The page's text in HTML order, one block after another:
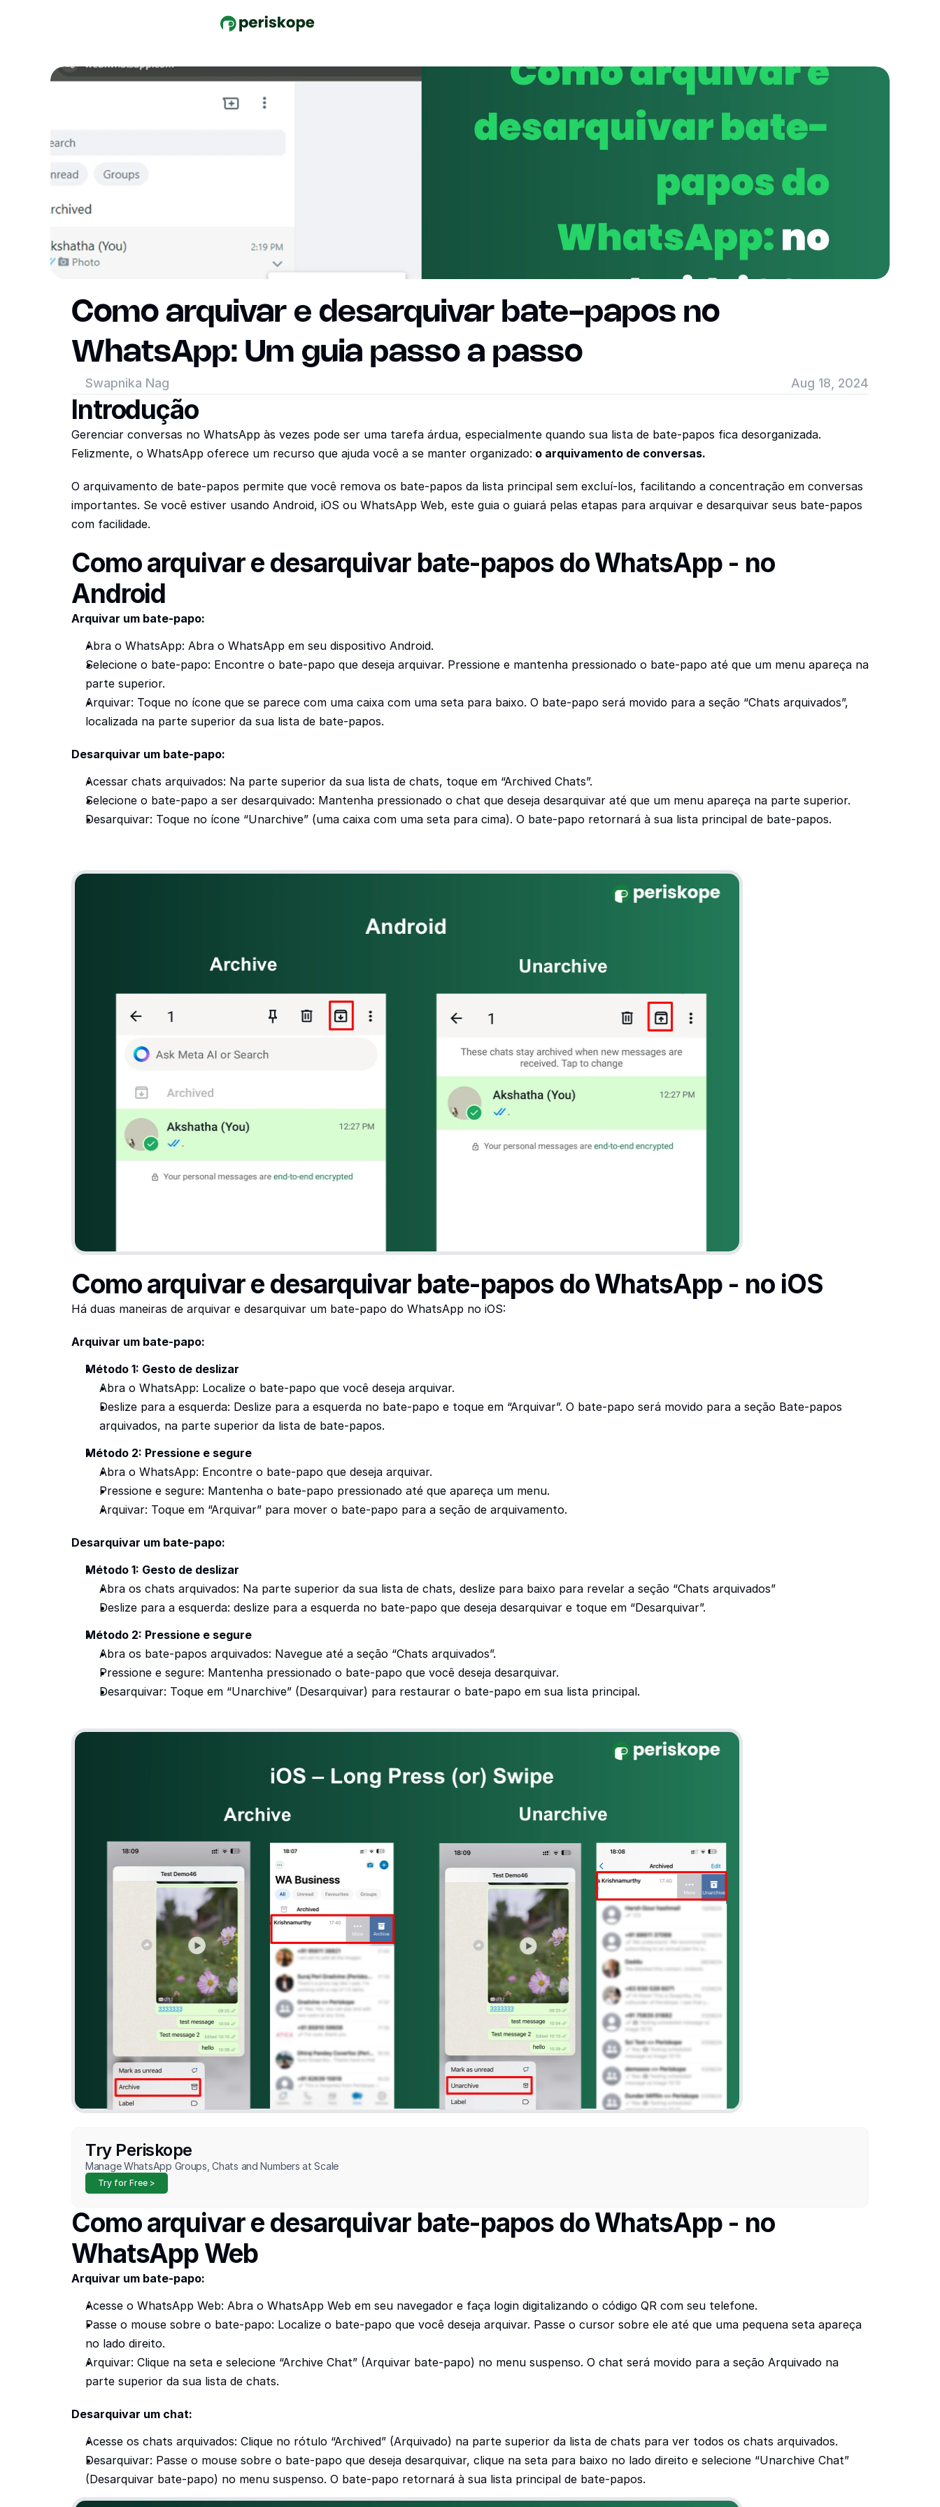
Como arquivar e desarquivar bate-papos no
WhatsApp: Um guia passo a passo
Swapnika Nag Aug 18, 2024
Introdução
Gerenciar conversas no WhatsApp às vezes pode ser uma tarefa árdua, especialmente quando sua lista de bate-papos fica desorganizada.
Felizmente, o WhatsApp oferece um recurso que ajuda você a se manter organizado: o arquivamento de conversas.
O arquivamento de bate-papos permite que você remova os bate-papos da lista principal sem excluí-los, facilitando a concentração em conversas
importantes. Se você estiver usando Android, iOS ou WhatsApp Web, este guia o guiará pelas etapas para arquivar e desarquivar seus bate-papos
com facilidade.
Como arquivar e desarquivar bate-papos do WhatsApp - no
Android
Arquivar um bate-papo:
Abra o WhatsApp: Abra o WhatsApp em seu dispositivo Android.
Selecione o bate-papo: Encontre o bate-papo que deseja arquivar. Pressione e mantenha pressionado o bate-papo até que um menu apareça na
parte superior.
Arquivar: Toque no ícone que se parece com uma caixa com uma seta para baixo. O bate-papo será movido para a seção “Chats arquivados”,
localizada na parte superior da sua lista de bate-papos.
Desarquivar um bate-papo:
Acessar chats arquivados: Na parte superior da sua lista de chats, toque em “Archived Chats”.
Selecione o bate-papo a ser desarquivado: Mantenha pressionado o chat que deseja desarquivar até que um menu apareça na parte superior.
Desarquivar: Toque no ícone “Unarchive” (uma caixa com uma seta para cima). O bate-papo retornará à sua lista principal de bate-papos.
Como arquivar e desarquivar bate-papos do WhatsApp - no iOS
Há duas maneiras de arquivar e desarquivar um bate-papo do WhatsApp no iOS:
Arquivar um bate-papo:
Método 1: Gesto de deslizar
Abra o WhatsApp: Localize o bate-papo que você deseja arquivar.
Deslize para a esquerda: Deslize para a esquerda no bate-papo e toque em “Arquivar”. O bate-papo será movido para a seção Bate-papos
arquivados, na parte superior da lista de bate-papos.
Método 2: Pressione e segure
Abra o WhatsApp: Encontre o bate-papo que deseja arquivar.
Pressione e segure: Mantenha o bate-papo pressionado até que apareça um menu.
Arquivar: Toque em “Arquivar” para mover o bate-papo para a seção de arquivamento.
Desarquivar um bate-papo:
Método 1: Gesto de deslizar
Abra os chats arquivados: Na parte superior da sua lista de chats, deslize para baixo para revelar a seção “Chats arquivados”
Deslize para a esquerda: deslize para a esquerda no bate-papo que deseja desarquivar e toque em “Desarquivar”.
Método 2: Pressione e segure
Abra os bate-papos arquivados: Navegue até a seção “Chats arquivados”.
Pressione e segure: Mantenha pressionado o bate-papo que você deseja desarquivar.
Desarquivar: Toque em “Unarchive” (Desarquivar) para restaurar o bate-papo em sua lista principal.
Try Periskope
Manage WhatsApp Groups, Chats and Numbers at Scale
Try for Free >
Como arquivar e desarquivar bate-papos do WhatsApp - no
WhatsApp Web
Arquivar um bate-papo:
Acesse o WhatsApp Web: Abra o WhatsApp Web em seu navegador e faça login digitalizando o código QR com seu telefone.
Passe o mouse sobre o bate-papo: Localize o bate-papo que você deseja arquivar. Passe o cursor sobre ele até que uma pequena seta apareça
no lado direito.
Arquivar: Clique na seta e selecione “Archive Chat” (Arquivar bate-papo) no menu suspenso. O chat será movido para a seção Arquivado na
parte superior da sua lista de chats.
Desarquivar um chat:
Acesse os chats arquivados: Clique no rótulo “Archived” (Arquivado) na parte superior da lista de chats para ver todos os chats arquivados.
Desarquivar: Passe o mouse sobre o bate-papo que deseja desarquivar, clique na seta para baixo no lado direito e selecione “Unarchive Chat”
(Desarquivar bate-papo) no menu suspenso. O bate-papo retornará à sua lista principal de bate-papos.